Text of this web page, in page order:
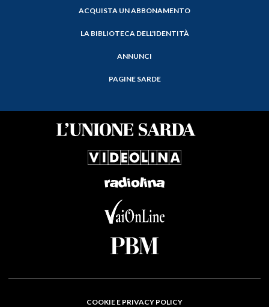
ACQUISTA UN ABBONAMENTO
LA BIBLIOTECA DELL'IDENTITÀ
ANNUNCI
PAGINE SARDE
COOKIE E PRIVACY POLICY